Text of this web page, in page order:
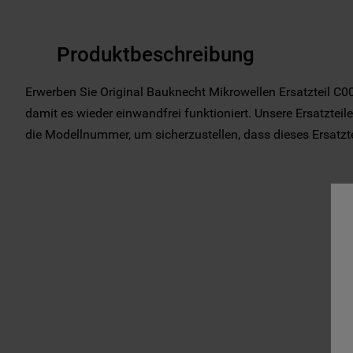
Produktbeschreibung
Erwerben Sie Original Bauknecht Mikrowellen Ersatzteil
damit es wieder einwandfrei funktioniert. Unsere
die Modellnummer, um sicherzustellen, dass dieses